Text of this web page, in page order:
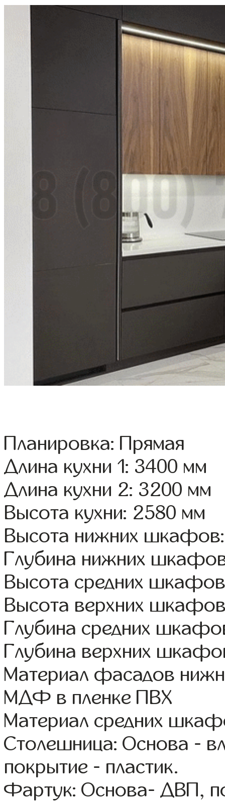
Планировка: Прямая
Длина кухни 1: 3400 мм
Длина кухни 2: 3200 мм
Высота кухни: 2580 мм
Высота нижних
Глубина нижних
Высота средних
Высота верхних
Глубина средних
Глубина верхних
Материал фасадов
МДФ в пленке ПВХ
Материал средних
Столешница: Основа -
покрытие - пластик.
Фартук: Основа- ДВП,